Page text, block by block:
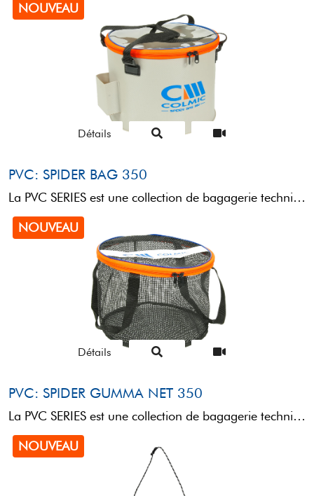
Détails
NOUVEAU
PVC: SPIDER BAG 350
La PVC SERIES est une collection de bagagerie technique conçue pour le transport et le rangement de ...
Détails
NOUVEAU
PVC: SPIDER GUMMA NET 350
La PVC SERIES est une collection de bagagerie technique conçue pour le transport et le rangement de ...
NOUVEAU